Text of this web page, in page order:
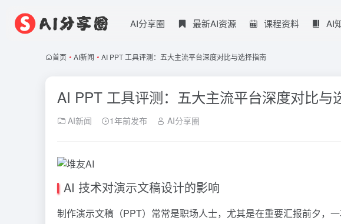
AI分享圈 最新AI资源 课程资料 AI
首页 • AI新闻 • AI PPT 工具评测：五大主流平台深度对比与选择指南
AI PPT 工具评测：五大主流平台深度对比与
AI新闻 1年前发布 AI分享圈
AI 技术对演示文稿设计的影响
制作演示文稿（PPT）常常是职场人士，尤其是在重要汇报前夕，